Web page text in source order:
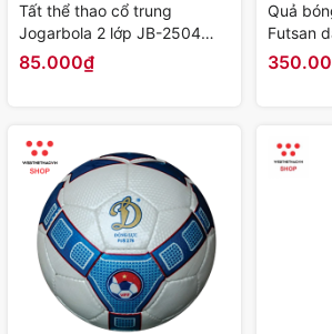
Tất thể thao cổ trung
Jogarbola 2 lớp JB-2504
màu "Đen" - Hàng Chính
85.000₫
Quả
Futsan
Ventura